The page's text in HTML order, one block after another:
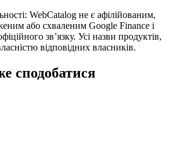
WebCatalog не є афілійованим,
або схваленим Google Finance і
зв’язку. Усі назви продуктів,
відповідних власників.
сподобатися